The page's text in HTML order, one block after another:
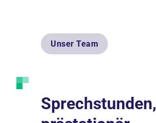
Unser Team
Sprechstunden,